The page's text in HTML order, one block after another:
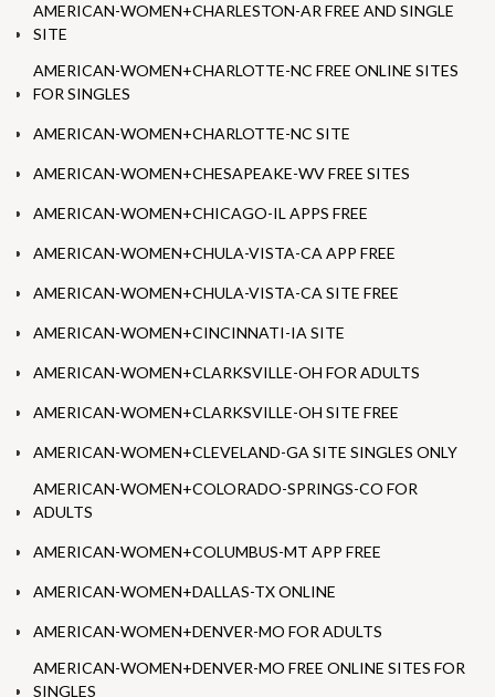
AMERICAN-WOMEN+CHARLESTON-AR FREE AND SINGLE
SITE
AMERICAN-WOMEN+CHARLOTTE-NC FREE ONLINE SITES
FOR SINGLES
AMERICAN-WOMEN+CHARLOTTE-NC SITE
AMERICAN-WOMEN+CHESAPEAKE-WV FREE SITES
AMERICAN-WOMEN+CHICAGO-IL APPS FREE
AMERICAN-WOMEN+CHULA-VISTA-CA APP FREE
AMERICAN-WOMEN+CHULA-VISTA-CA SITE FREE
AMERICAN-WOMEN+CINCINNATI-IA SITE
AMERICAN-WOMEN+CLARKSVILLE-OH FOR ADULTS
AMERICAN-WOMEN+CLARKSVILLE-OH SITE FREE
AMERICAN-WOMEN+CLEVELAND-GA SITE SINGLES ONLY
AMERICAN-WOMEN+COLORADO-SPRINGS-CO FOR
ADULTS
AMERICAN-WOMEN+COLUMBUS-MT APP FREE
AMERICAN-WOMEN+DALLAS-TX ONLINE
AMERICAN-WOMEN+DENVER-MO FOR ADULTS
AMERICAN-WOMEN+DENVER-MO FREE ONLINE SITES FOR
SINGLES